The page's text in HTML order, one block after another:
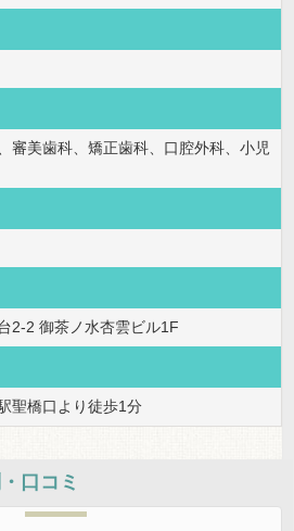
審美歯科、矯正歯科、口腔外科、小児
2-2 御茶ノ水杏雲ビル1F
聖橋口より徒歩1分
口コミ